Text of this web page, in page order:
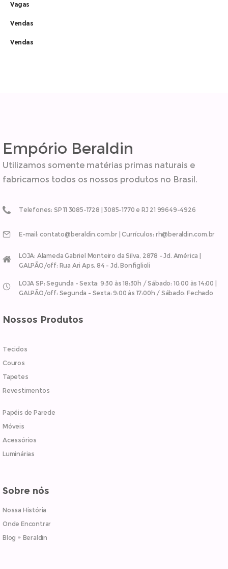
Vagas
Vendas
Vendas
Empório Beraldin
Utilizamos somente matérias primas naturais e
fabricamos todos os nossos produtos no Brasil.
Telefones: SP 11 3085-1728 | 3085-1770 e RJ 21 99649-4926
E-mail: contato@beraldin.com.br | Currículos: rh@beraldin.com.br
LOJA: Alameda Gabriel Monteiro da Silva, 2878 – Jd. América |
GALPÃO/off: Rua Ari Aps, 84 - Jd. Bonfiglioli
LOJA SP: Segunda - Sexta: 9:30 às 18:30h / Sábado: 10:00 às 14:00 |
GALPÃO/off: Segunda - Sexta: 9:00 às 17:00h / Sábado: Fechado
Nossos Produtos
Tecidos
Couros
Tapetes
Revestimentos
Papéis de Parede
Móveis
Acessórios
Luminárias
Sobre nós
Nossa História
Onde Encontrar
Blog + Beraldin